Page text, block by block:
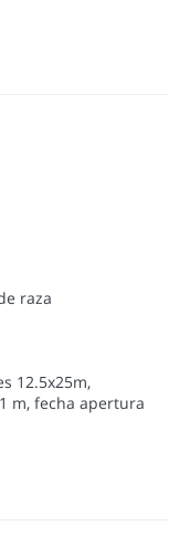
raza
12.5x25m,
m, fecha apertura